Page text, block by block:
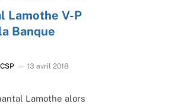
Lamothe V-P
Banque
13 avril 2018
Lamothe alors